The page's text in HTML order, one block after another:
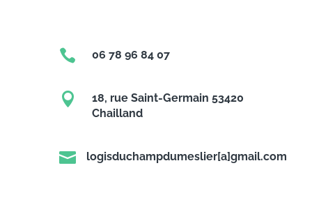
 06 78 96 84 07

18, rue Saint-Germain 53420
Chailland
 logisduchampdumeslier[a]gmail.com